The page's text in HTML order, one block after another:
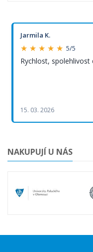
Jarmila K.
★ ★ ★ ★ ★ 5/5
Rychlost, spolehlivost
15. 03. 2026
NAKUPUJÍ U NÁS